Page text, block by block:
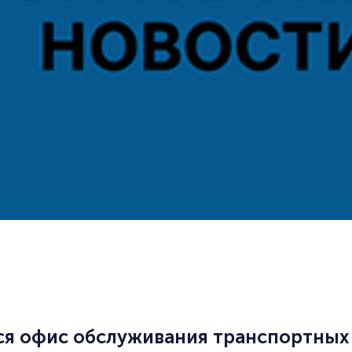
офис обслуживания